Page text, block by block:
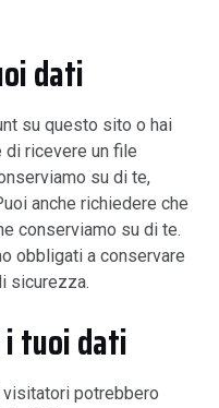
dati
su questo sito o hai
di ricevere un file
su di te,
anche richiedere che
conserviamo su di te.
obbligati a conservare
sicurezza.
i tuoi dati
potrebbero